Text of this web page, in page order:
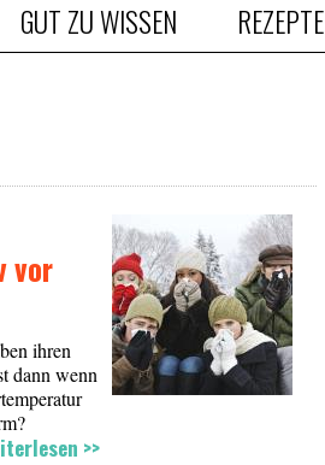
GUT ZU WISSEN REZEPTE
vor
ihren
dann wenn
>>